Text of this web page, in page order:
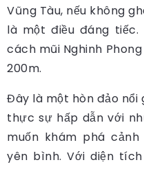
Vũng Tàu, nếu không
là một điều đáng tiếc.
cách mũi Nghinh
200m.
Đây là một hòn đảo nổi
thực sự hấp dẫn với
muốn khám phá
yên bình. Với diện